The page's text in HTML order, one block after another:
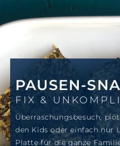
PAUSEN-
FIX &
Überraschungsbesuch,
den Kids oder einfach nur
Platte für die ganze